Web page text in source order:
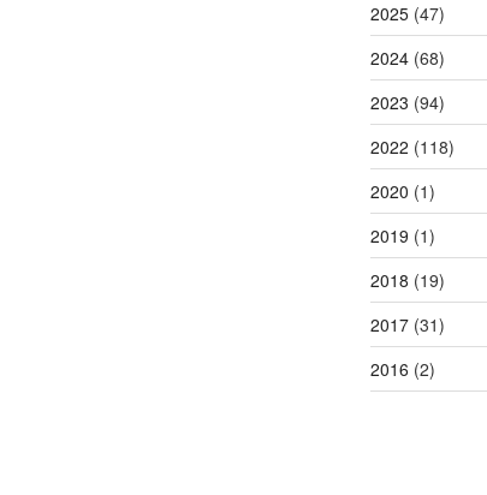
2025(47)
2024(68)
2023 (94)
2022 (118)
2020 (1)
2019 (1)
2018 (19)
2017(31)
2016 (2)